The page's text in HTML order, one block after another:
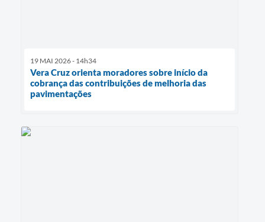
19 MAI 2026 - 14h34
Vera Cruz orienta moradores sobre início da
cobrança das contribuições de melhoria das
pavimentações